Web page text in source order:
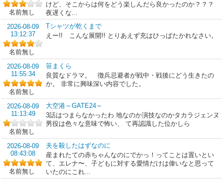
名前無し
けど、そこからは何をどう楽しんだら良かったのか？？？
夜遅くな...
2026-08-09
13:12:37
名前無し
Tシャツが乾くまで
えー!! こんな展開!! とりあえず充はひっぱたかれなさい。
2026-08-09
11:55:34
名前無し
笹まくら
良質なドラマ。 徴兵忌避者が戦中・戦後にどう生きたの
か。 非常に興味深い内容でした。
2026-08-09
11:13:49
名前無し
大空港～GATE24～
3話はつまらなかったわ 地なのか演技なのかタカラジェンヌ
男役は色々な意味で怖い、 て再認識した位かしら
2026-08-09
08:43:08
名前無し
夫を殺したはずなのに
産まれたての赤ちゃんなのにでかっ！ってことは置いとい
て、エレナ〜、子どもに対する愛情だけは偉いなと思って
いたのにこれ...